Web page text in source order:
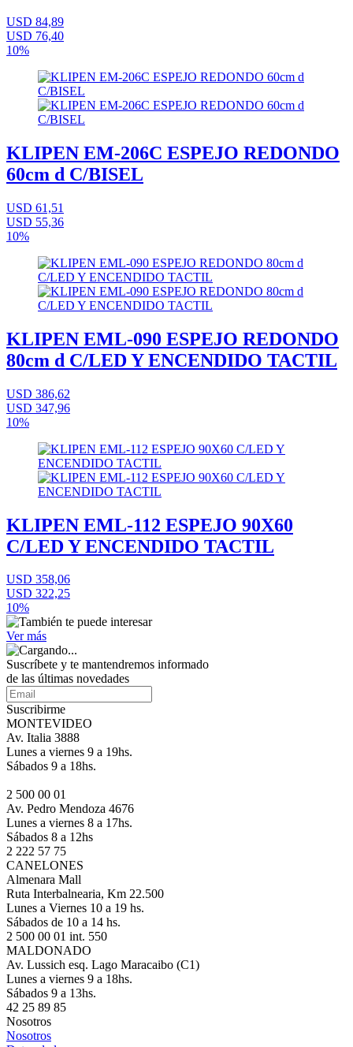
USD 84,89
USD 76,40
10%
KLIPEN EM-206C ESPEJO REDONDO
60cm d C/BISEL
USD 61,51
USD 55,36
10%
KLIPEN EML-090 ESPEJO REDONDO
80cm d C/LED Y ENCENDIDO TACTIL
USD 386,62
USD 347,96
10%
KLIPEN EML-112 ESPEJO 90X60
C/LED Y ENCENDIDO TACTIL
USD 358,06
USD 322,25
10%
Ver más
Suscríbete y te mantendremos informado
de las últimas novedades
Suscribirme
MONTEVIDEO
Av. Italia 3888
Lunes a viernes 9 a 19hs.
Sábados 9 a 18hs.
2 500 00 01
Av. Pedro Mendoza 4676
Lunes a viernes 8 a 17hs.
Sábados 8 a 12hs
2 222 57 75
CANELONES
Almenara Mall
Ruta Interbalnearia, Km 22.500
Lunes a Viernes 10 a 19 hs.
Sábados de 10 a 14 hs.
2 500 00 01 int. 550
MALDONADO
Av. Lussich esq. Lago Maracaibo (C1)
Lunes a viernes 9 a 18hs.
Sábados 9 a 13hs.
42 25 89 85
Nosotros
Nosotros